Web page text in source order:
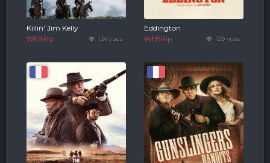
134 vues
Killin' Jim Kelly
WEBRip 139 vues
Eddington
WEBRip